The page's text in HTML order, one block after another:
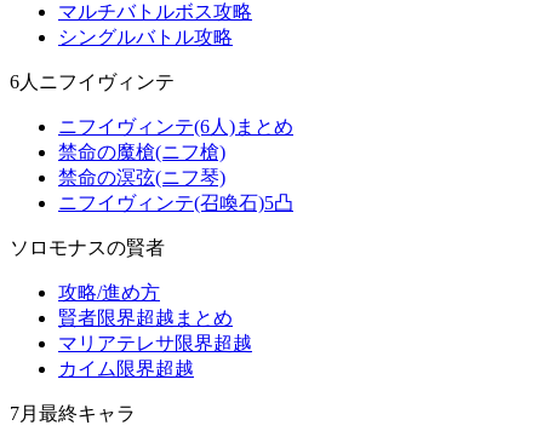
マルチバトルボス攻略
シングルバトル攻略
6人ニフイヴィンテ
ニフイヴィンテ(6人)まとめ
禁命の魔槍(ニフ槍)
禁命の溟弦(ニフ琴)
ニフイヴィンテ(召喚石)5凸
ソロモナスの賢者
攻略/進め方
賢者限界超越まとめ
マリアテレサ限界超越
カイム限界超越
7月最終キャラ